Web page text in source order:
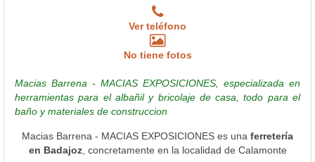
Ver teléfono
No tiene fotos
Macias Barrena - MACIAS EXPOSICIONES, especializada en
herramientas para el albañil y bricolaje de casa, todo para el
baño y materiales de construccion
Macias Barrena - MACIAS EXPOSICIONES es una ferretería
en Badajoz, concretamente en la localidad de Calamonte